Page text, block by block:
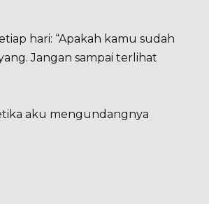
hari: “Apakah kamu sudah
Jangan sampai terlihat
aku mengundangnya